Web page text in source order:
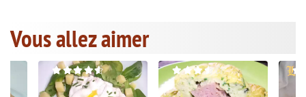
Vous allez aimer